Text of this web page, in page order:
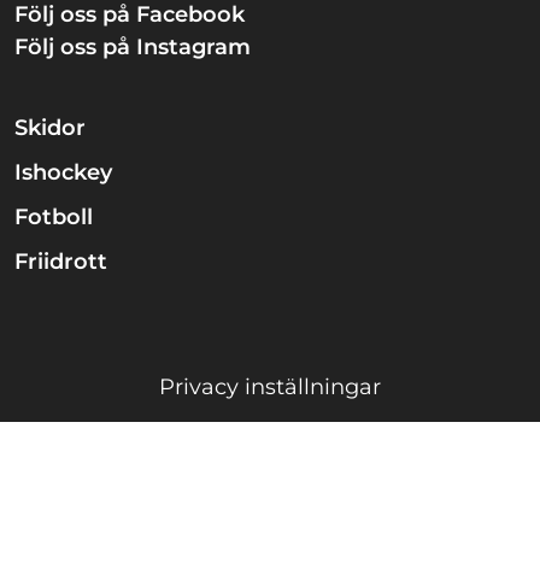
Följ oss på Facebook
Följ oss på Instagram
Skidor
Ishockey
Fotboll
Friidrott
Privacy inställningar